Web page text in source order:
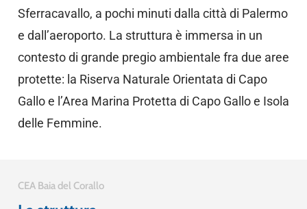
Sferracavallo, a pochi minuti dalla città di Palermo
e dall’aeroporto. La struttura è immersa in un
contesto di grande pregio ambientale fra due aree
protette: la Riserva Naturale Orientata di Capo
Gallo e l’Area Marina Protetta di Capo Gallo e Isola
delle Femmine.
CEA Baia del Corallo